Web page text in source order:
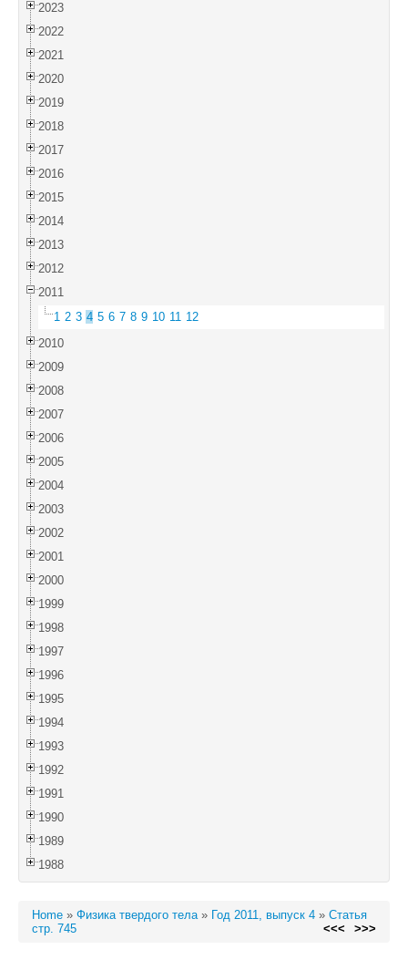
2023
2022
2021
2020
2019
2018
2017
2016
2015
2014
2013
2012
2011
1 2 3 4 5 6 7 8 9 10 11 12
2010
2009
2008
2007
2006
2005
2004
2003
2002
2001
2000
1999
1998
1997
1996
1995
1994
1993
1992
1991
1990
1989
1988
Home » Физика твердого тела» Год 2011, выпуск 4 » Статья
стр. 745
<<< >>>